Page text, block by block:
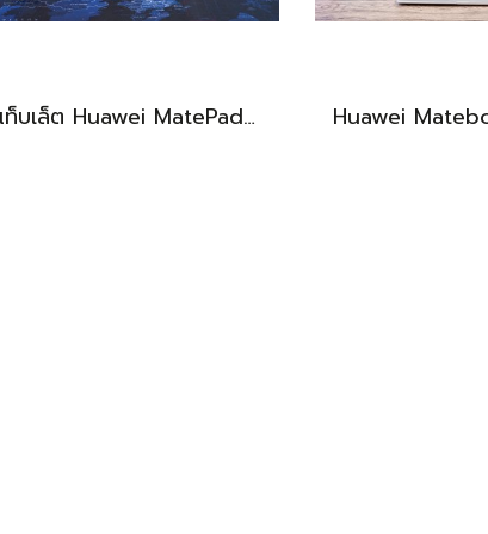
แท็บเล็ต Huawei MatePad 11.5 Wi-Fi (6+128) Midnight Grey มีปากกามาให้ พร้อมใช้งาน ราคาเพียง 6,490.-